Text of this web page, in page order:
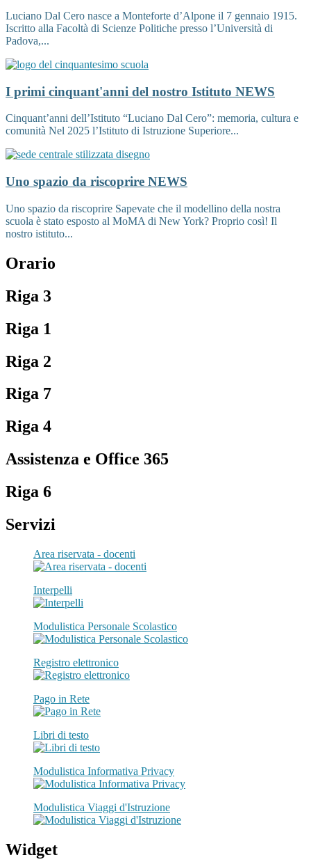
Luciano Dal Cero nasce a Monteforte d’Alpone il 7 gennaio 1915.
Iscritto alla Facoltà di Scienze Politiche presso l’Università di
Padova,...
I primi cinquant'anni del nostro Istituto NEWS
Cinquant’anni dell’Istituto “Luciano Dal Cero”: memoria, cultura e
comunità Nel 2025 l’Istituto di Istruzione Superiore...
Uno spazio da riscoprire NEWS
Uno spazio da riscoprire Sapevate che il modellino della nostra
scuola è stato esposto al MoMA di New York? Proprio così! Il
nostro istituto...
Orario
Riga 3
Riga 1
Riga 2
Riga 7
Riga 4
Assistenza e Office 365
Riga 6
Servizi
Area riservata - docenti
Interpelli
Modulistica Personale Scolastico
Registro elettronico
Pago in Rete
Libri di testo
Modulistica Informativa Privacy
Modulistica Viaggi d'Istruzione
Widget